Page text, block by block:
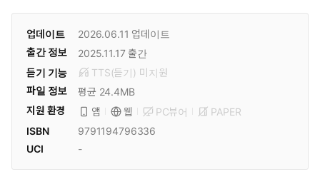
업데이트 2026.06.11 업데이트
출간 정보
2025.11.17 출간
듣기 기능
TTS(듣기) 미 지원
파일 정보
평균 24.4MB
지원 환경
앱 웹 PC뷰어
PAPER
ISBN
9791194796336
UCI
-